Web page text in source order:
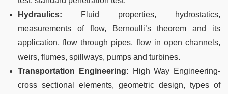
Hydraulics: Fluid properties, hydrostatics,
measurements of flow, Bernoulli’s theorem and its
application, flow through pipes, flow in open channels,
weirs, flumes, spillways, pumps and turbines.
Transportation Engineering: High Way Engineering-
cross sectional elements, geometric design, types of